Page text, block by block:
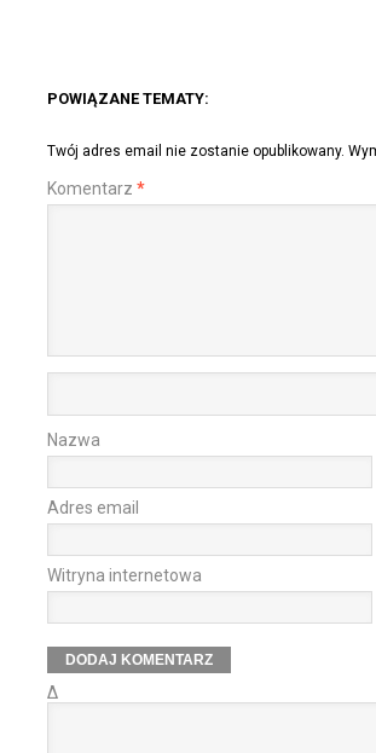
POWIĄZANE TEMATY:
Twój adres email nie zostanie opublikowany.
Komentarz *
Nazwa
Adres email
Witryna internetowa
Δ